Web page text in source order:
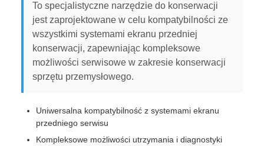
To specjalistyczne narzędzie do konserwacji
jest zaprojektowane w celu kompatybilności ze
wszystkimi systemami ekranu przedniej
konserwacji, zapewniając kompleksowe
możliwości serwisowe w zakresie konserwacji
sprzętu przemysłowego.
Uniwersalna kompatybilność z systemami ekranu
przedniego serwisu
Kompleksowe możliwości utrzymania i diagnostyki